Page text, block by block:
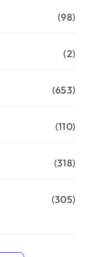
(98)
(2)
(653)
(110)
(318)
(305)